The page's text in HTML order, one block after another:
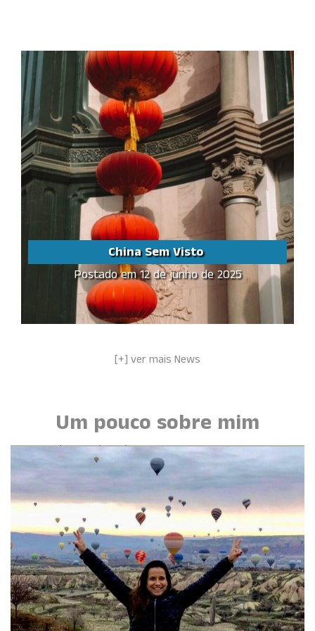
China Sem Visto
Postado em 12 de junho de 2025
China Sem Visto
Share this...
[+] ver mais News
Um pouco sobre mim